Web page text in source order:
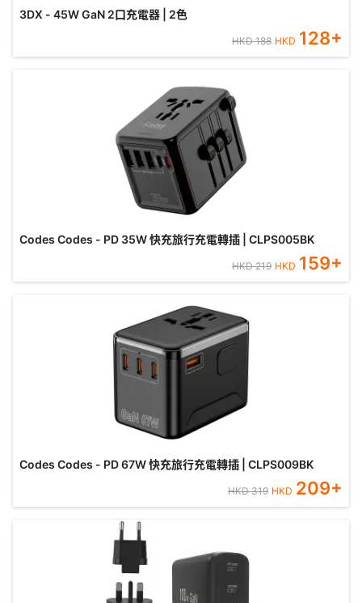
3DX - 45W GaN 2口充電器 | 2色
HKD188 HKD 128+
Codes Codes - PD 35W 快充旅行充電轉插 | CLPS005BK
HKD219 HKD 159+
Codes Codes - PD 67W 快充旅行充電轉插 | CLPS009BK
HKD319 HKD 209+